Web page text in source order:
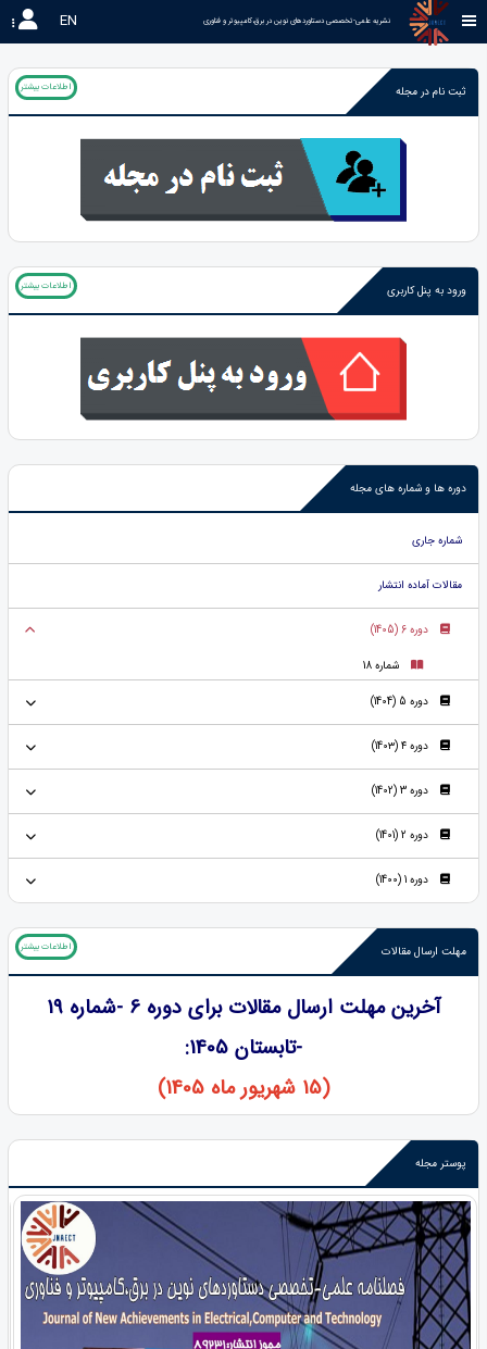
نشریه علمی-تخصصی دستاوردهای نوین در برق،کامپیوتر و فناوری EN
ثبت نام در مجله اطلاعات بیشتر
ورود به پنل کاربری اطلاعات بیشتر
دوره ها و شماره های مجله
شماره جاری
مقالات آماده انتشار
دوره 6 (1405)
شماره 18
دوره 5 (1404)
دوره ۴ (140۳)
دوره 3 (1402)
دوره 2 (1401)
دوره 1 (1400)
مهلت ارسال مقالات اطلاعات بیشتر
آخرین مهلت ارسال مقالات برای دوره 6 -شماره 19
-تابستان 1405:
(15 شهریور ماه 1405)
پوستر مجله